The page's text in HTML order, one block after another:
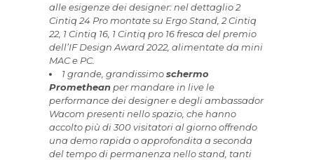
alle esigenze dei designer: nel dettaglio 2
Cintiq 24 Pro montate su Ergo Stand, 2 Cintiq
22, 1 Cintiq 16, 1 Cintiq pro 16 fresca del premio
dell’IF Design Award 2022, alimentate da mini
MAC e PC.
1 grande, grandissimoschermo
Prometheanper mandare in live le
performance dei designer e degli ambassador
Wacom presenti nello spazio, che hanno
accolto più di 300 visitatori al giorno offrendo
una demo rapida o approfondita a seconda
del tempo di permanenza nello stand, tanti